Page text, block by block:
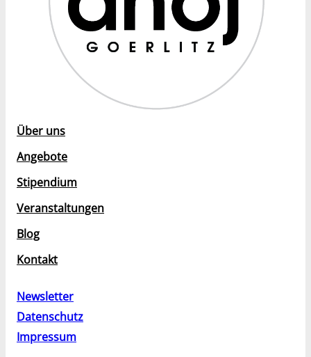
Über uns
Angebote
Stipendium
Veranstaltungen
Blog
Kontakt
Newsletter
Datenschutz
Impressum